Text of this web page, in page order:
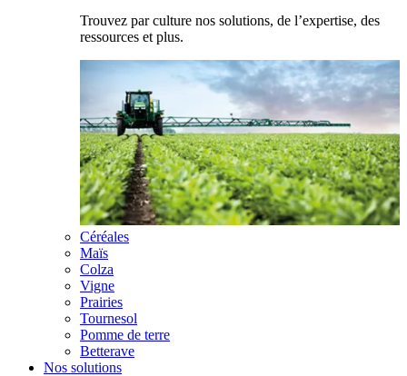
Trouvez par culture nos solutions, de l’expertise, des
ressources et plus.
Céréales
Maïs
Colza
Vigne
Prairies
Tournesol
Pomme de terre
Betterave
Nos solutions